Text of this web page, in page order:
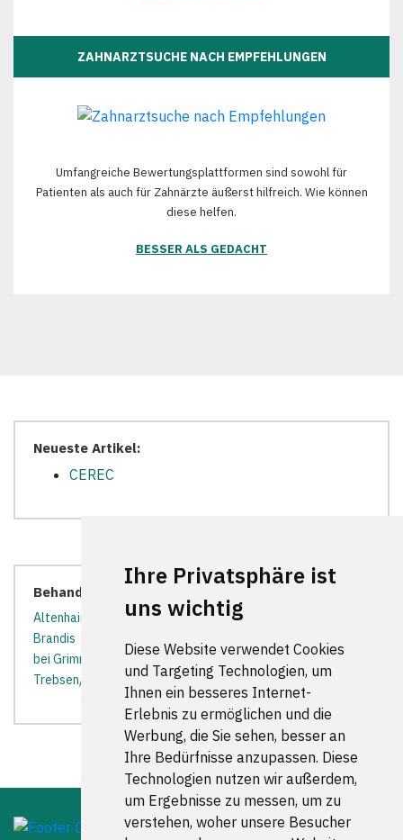
Ihre Privatsphäre ist
uns wichtig
Diese Website verwendet Cookies
und Targeting Technologien, um
Ihnen ein besseres Internet-
Erlebnis zu ermöglichen und die
Werbung, die Sie sehen, besser an
Ihre Bedürfnisse anzupassen. Diese
Technologien nutzen wir außerdem,
um Ergebnisse zu messen, um zu
verstehen, woher unsere Besucher
ZAHNARZTSUCHE NACH EMPFEHLUNGEN
Umfangreiche Bewertungsplattformen sind sowohl für
Patienten als auch für Zahnärzte äußerst hilfreich. Wie können
diese helfen.
BESSER ALS GEDACHT
Neueste Artikel:
CEREC
Behandler in der Nähe:
Altenhain Bad Lausick*Belgershain
Brandis
bei Grimma
Nerchau *Nischwitz *Thallwitz*
Trebsen/Mulde
*Wurzen*